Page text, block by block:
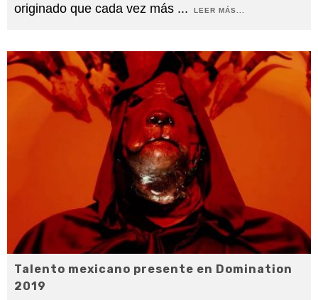
originado que cada vez más ... LEER MÁS...
Talento mexicano presente en Domination
2019